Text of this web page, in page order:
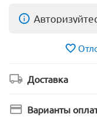
Доставка
Варианты